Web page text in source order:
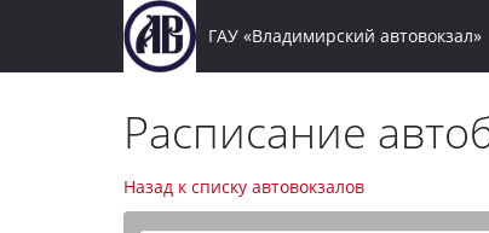
ГАУ «Владимирский автовокзал»
Расписание
Назад к списку автовокзалов